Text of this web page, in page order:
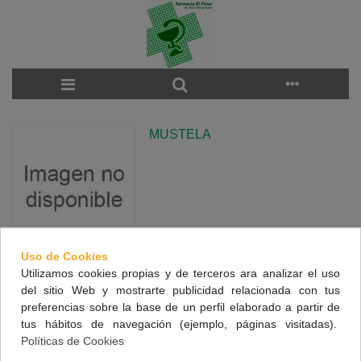
MUSTELA
There are no products on the category.
NUESTRA FARMACIA
Uso de Cookies
Utilizamos cookies propias y de terceros ara analizar el uso
del sitio Web y mostrarte publicidad relacionada con tus
preferencias sobre la base de un perfil elaborado a partir de
tus hábitos de navegación (ejemplo, páginas visitadas).
Políticas de Cookies